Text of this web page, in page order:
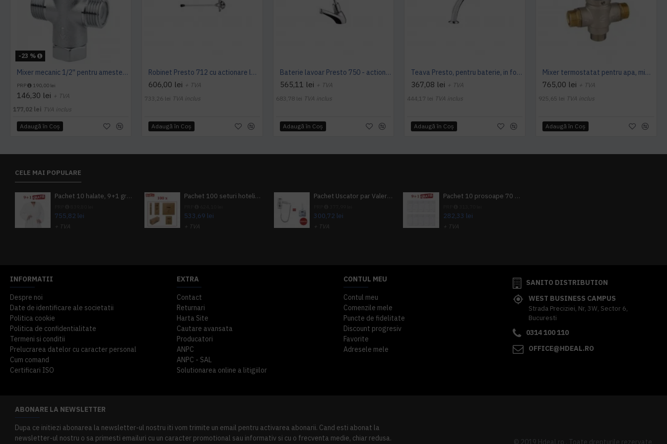
-23 %
Mixer mecanic 1/2'' pentru amestec apa calda - rece, Idral
PRP 190,00 lei
146,30 lei + TVA
177,02 lei TVA inclus
Adaugă în Coş
Robinet Presto 712 cu actionare la genunchi montabil pe perete, Presto
606,00 lei + TVA
733,26 lei TVA inclus
Adaugă în Coş
Baterie lavoar Presto 750 - actionare cu cotul, Presto
565,11 lei + TVA
683,78 lei TVA inclus
Adaugă în Coş
Teava Presto, pentru baterie, in forma de arc de cerc cu aerator si rozeta de prindere, Presto
367,08 lei + TVA
444,17 lei TVA inclus
Adaugă în Coş
Mixer termostatat pentru apa, mixare apa rece si calda, Idral
765,00 lei + TVA
925,65 lei TVA inclus
Adaugă în Coş
CELE MAI POPULARE
Pachet 10 halate, 9+1 gratuit
755,82 lei
+ TVA
Pachet 100 seturi hoteliere, set dentar, set barbierit, casca de dus, pila unghii, set cusut
533,69 lei
+ TVA
Pachet Uscator par Valera Action Super Plus + GRATUIT Sampon si gel de dus Tork
300,72 lei
+ TVA
Pachet 10 prosoape 70 x 140cm 9 + 1 gratuit
282,33 lei
+ TVA
INFORMATII
Despre noi
Date de identificare ale societatii
Politica cookie
Politica de confidentialitate
Termeni si conditii
Prelucrarea datelor cu caracter personal
Cum comand
Certificari ISO
EXTRA
Contact
Returnari
Harta Site
Cautare avansata
Producatori
ANPC
ANPC - SAL
Solutionarea online a litigiilor
CONTUL MEU
Contul meu
Comenzile mele
Puncte de fidelitate
Discount progresiv
Favorite
Adresele mele
SANITO DISTRIBUTION
WEST BUSINESS CAMPUS
Strada Preciziei, Nr, 3W, Sector 6,
Bucuresti
0314 100 110
OFFICE@HDEAL.RO
ABONARE LA NEWSLETTER
Dupa ce initiezi abonarea la newsletter-ul nostru iti vom trimite un email pentru activarea abonarii. Cand esti abonat la
newsletter-ul nostru o sa primesti emailuri cu un caracter promotional sau informativ si cu o frecventa medie, chiar redusa.
© 2019 Hdeal.ro , Toate drepturile rezervate